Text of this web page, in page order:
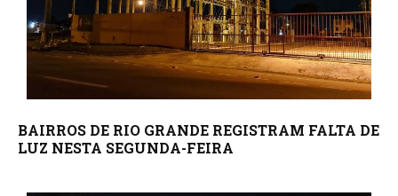
BAIRROS DE RIO GRANDE REGISTRAM FALTA DE
LUZ NESTA SEGUNDA-FEIRA